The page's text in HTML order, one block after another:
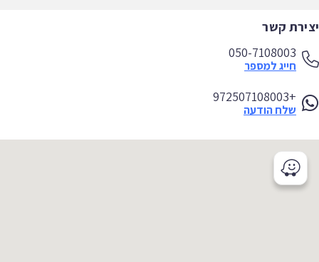
קשר
050-7108003
חייג למספר
+972507108003
שלח הודעה